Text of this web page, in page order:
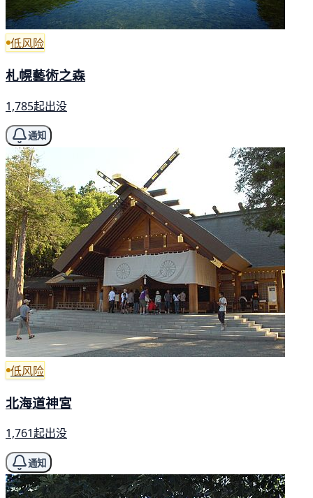
低风险
札幌藝術之森
1,785起出没
通知
低风险
北海道神宮
1,761起出没
通知